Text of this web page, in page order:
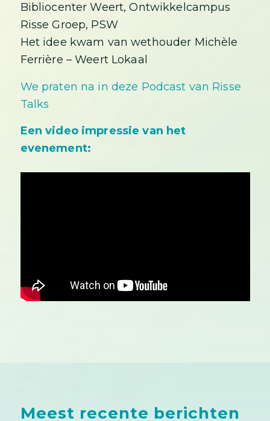
Bibliocenter Weert, Ontwikkelcampus
Risse Groep, PSW
Het idee kwam van wethouder Michèle
Ferrière – Weert Lokaal
We praten na in deze Podcast van Risse
Talks
Een video impressie van het
evenement:
Meest recente berichten